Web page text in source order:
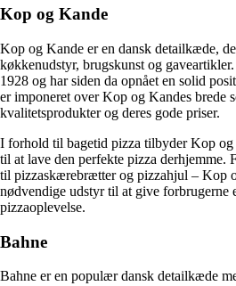
Kop og Kande
Kop og Kande er en dansk detailkæde,
køkkenudstyr, brugskunst og
1928 og har siden da opnået en solid
er imponeret over Kop og Kandes brede
kvalitetsprodukter og deres gode priser.
I forhold til bagetid pizza tilbyder Kop
til at lave den perfekte pizza derhjemme.
til pizzaskærebrætter og pizzahjul – Kop
nødvendige udstyr til at give forbrugerne
pizzaoplevelse.
Bahne
Bahne er en populær dansk detailkæde